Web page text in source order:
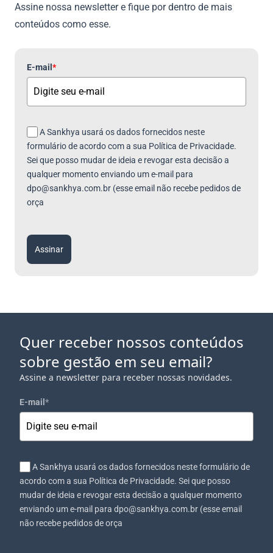
Assine nossa newsletter e fique por dentro de mais
conteúdos como esse.
E-mail *
A Sankhya usará os dados fornecidos neste
formulário de acordo com a sua Política de Privacidade.
Sei que posso mudar de ideia e revogar esta decisão a
qualquer momento enviando um e-mail para
dpo@sankhya.com.br (esse email não recebe pedidos de
orça
Assinar
Quer receber nossos conteúdos
sobre gestão em seu email?
Assine a newsletter para receber nossas novidades.
E-mail *
A Sankhya usará os dados fornecidos neste formulário de
acordo com a sua Política de Privacidade. Sei que posso
mudar de ideia e revogar esta decisão a qualquer momento
enviando um e-mail para dpo@sankhya.com.br (esse email
não recebe pedidos de orça